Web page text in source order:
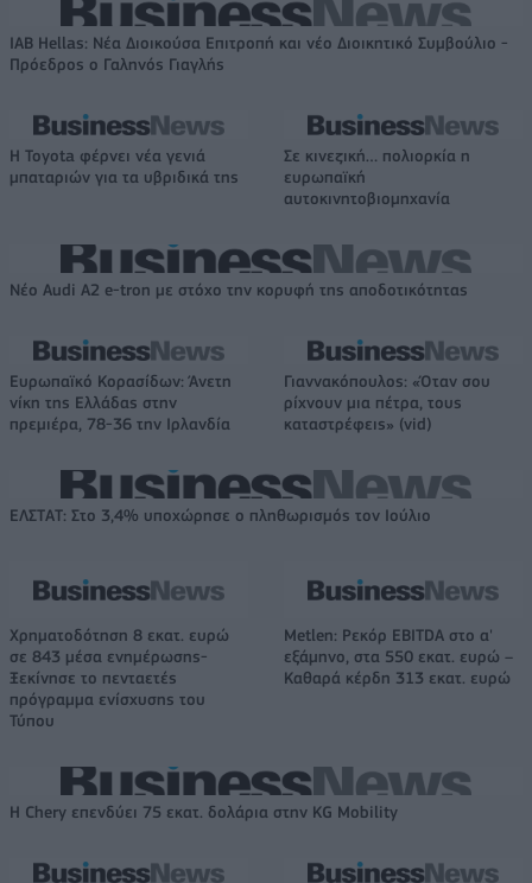
IAB Hellas: Νέα Διοικούσα Επιτροπή και νέο Διοικητικό Συμβούλιο -
Πρόεδρος ο Γαληνός Γιαγλής
Η Toyota φέρνει νέα γενιά
μπαταριών για τα υβριδικά της
Σε κινεζική… πολιορκία η
ευρωπαϊκή
αυτοκινητοβιομηχανία
Νέο Audi A2 e-tron με στόχο την κορυφή της αποδοτικότητας
Ευρωπαϊκό Κορασίδων: Άνετη
νίκη της Ελλάδας στην
πρεμιέρα, 78-36 την Ιρλανδία
Γιαννακόπουλος: «Όταν σου
ρίχνουν μια πέτρα, τους
καταστρέφεις» (vid)
ΕΛΣΤΑΤ: Στο 3,4% υποχώρησε ο πληθωρισμός τον Ιούλιο
Χρηματοδότηση 8 εκατ. ευρώ
σε 843 μέσα ενημέρωσης-
Ξεκίνησε το πενταετές
πρόγραμμα ενίσχυσης του
Τύπου
Metlen: Ρεκόρ EBITDA στο α'
εξάμηνο, στα 550 εκατ. ευρώ –
Καθαρά κέρδη 313 εκατ. ευρώ
Η Chery επενδύει 75 εκατ. δολάρια στην KG Mobility